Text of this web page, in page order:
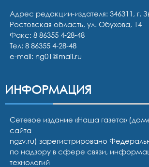
Адрес редакции-издателя: 346311, г.
Ростовская область, ул. Обухова, 14
Факс: 8 86355 4-28-48
Тел: 8 86355 4-28-48
e-mail: ng01@mail.ru
ИНФОРМАЦИЯ
Сетевое издание «Наша газета»
сайта
ngzv.ru) зарегистрировано
по надзору в сфере связи,
технологий